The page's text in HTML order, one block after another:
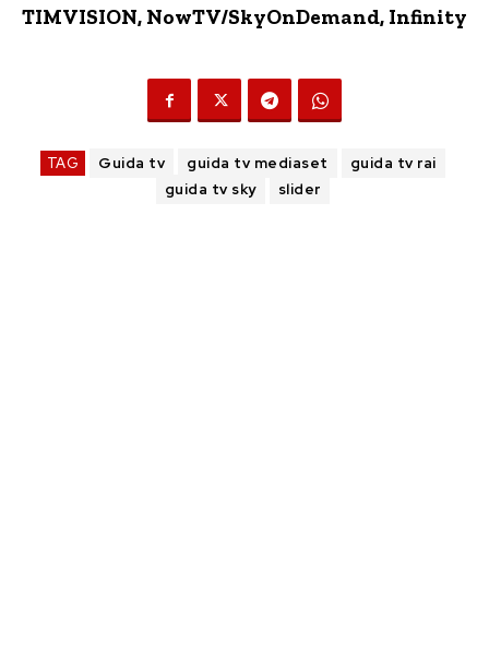
TIMVISION, NowTV/SkyOnDemand, Infinity
TAG Guida tv guida tv mediaset
guida tv rai
guida tv sky
slider